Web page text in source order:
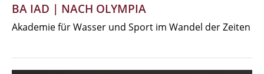
BA IAD | NACH OLYMPIA
Akademie für Wasser und Sport im Wandel der Zeiten